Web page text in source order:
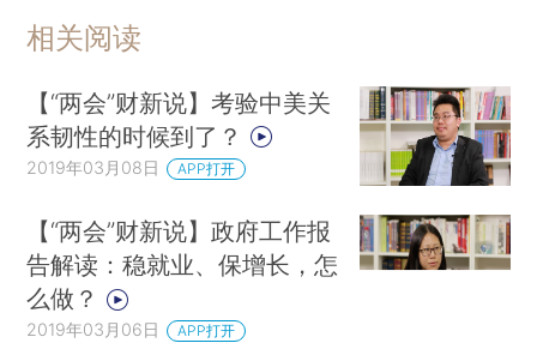
相关阅读
【“两会”财新说】考验中美关
系韧性的时候到了？
2019年03月08日 APP打开
【“两会”财新说】政府工作报
告解读：稳就业、保增长，怎
么做？
2019年03月06日 APP打开